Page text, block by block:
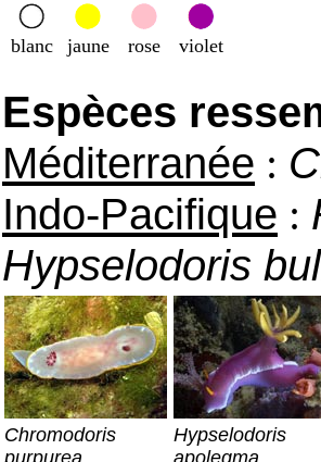
blanc jaune rose violet
Espèces
Méditerranée :
Indo-Pacifique :
Hypselodoris
Chromodoris
purpurea
Hypselodoris
apolegma